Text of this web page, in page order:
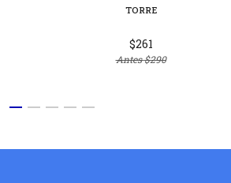
TORRE
$261
Antes$290